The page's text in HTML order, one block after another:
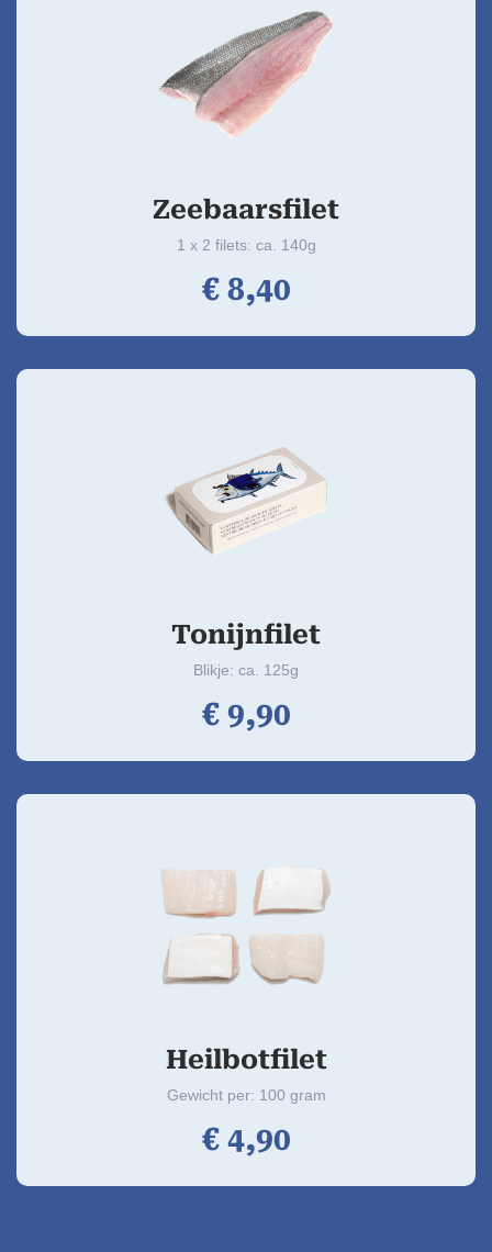
Zeebaarsfilet
1 x 2 filets: ca. 140g
€8,40
Tonijnfilet
Blikje: ca. 125g
€9,90
Heilbotfilet
Gewicht per: 100 gram
€4,90